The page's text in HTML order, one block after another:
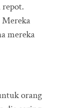
mereka
orang